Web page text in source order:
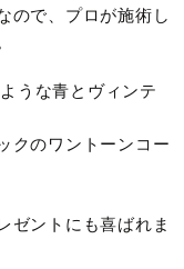
ので、プロが施術し
うな青とヴィンテ
クのワントーンコー
ゼントにも喜ばれま